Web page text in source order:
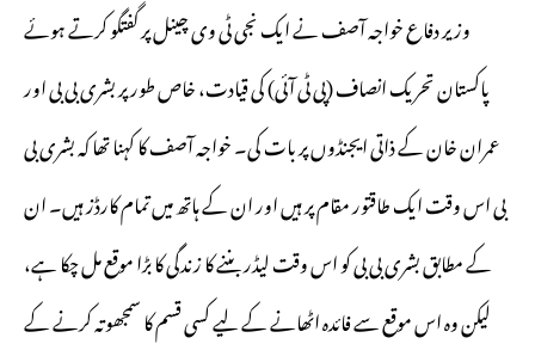
وزیر دفاع خواجہ آصف نے ایک نجی ٹی وی چینل پر گفتگو کرتے ہوئے
پاکستان تحریک انصاف (پی ٹی آئی) کی قیادت، خاص طور پر بشری بی بی اور
عمران خان کے ذاتی ایجنڈوں پر بات کی۔ خواجہ آصف کا کہنا تھا کہ بشری بی
بی اس وقت ایک طاقتور مقام پر ہیں اور ان کے ہاتھ میں تمام کارڈز ہیں۔ ان
کے مطابق بشری بی بی کو اس وقت لیڈر بننے کا زندگی کا بڑا موقع مل چکا ہے،
لیکن وہ اس موقع سے فائدہ اٹھانے کے لیے کسی قسم کا سمجھوتہ کرنے کے